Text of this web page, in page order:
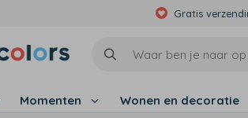
Gratis
Momenten Wonen en decoratie